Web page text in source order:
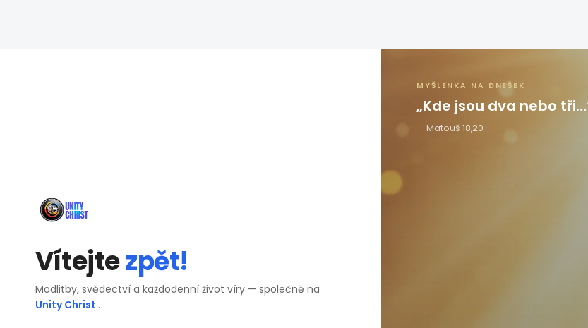
Vítejtezpět!
Modlitby, svědectví a každodenní život víry — společně na
Unity Christ .
MYŠLENKA NA DNEŠEK
„Kde jsou dva nebo
Matouš 18,20